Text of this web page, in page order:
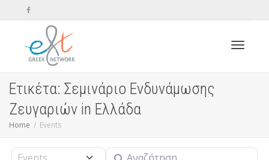
Ετικέτα: Σεμινάριο Ενδυνάμωσης
Ζευγαριών in Ελλάδα
Home Events
Select search type Αναζήτηση